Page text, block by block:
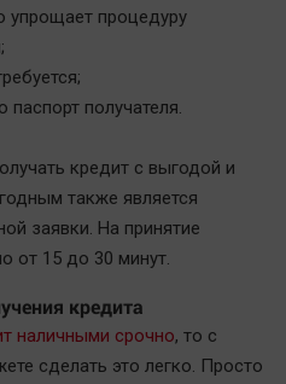
упрощает процедуру
получателя.
кредит с выгодой и
также является
заявки. На принятие
от 15 до 30 минут.
кредита
наличными срочно, то с
сделать это легко. Просто